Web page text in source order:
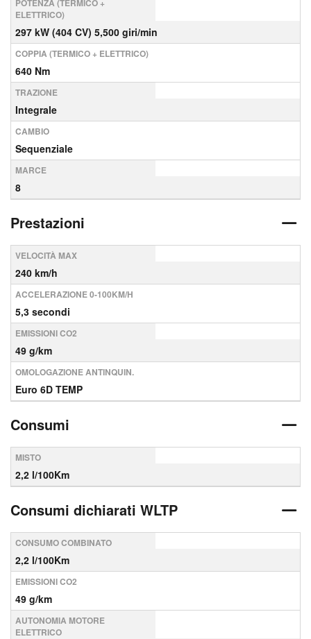
POTENZA (TERMICO +
ELETTRICO)
297 kW (404 CV) 5,500 giri/min
COPPIA (TERMICO + ELETTRICO)
640 Nm
TRAZIONE
Integrale
CAMBIO
Sequenziale
MARCE
8
Prestazioni
VELOCITÀ MAX
240 km/h
ACCELERAZIONE 0-100KM/H
5,3 secondi
EMISSIONI CO2
49 g/km
OMOLOGAZIONE ANTINQUIN.
Euro 6D TEMP
Consumi
MISTO
2,2 l/100Km
Consumi dichiarati WLTP
CONSUMO COMBINATO
2,2 l/100Km
EMISSIONI CO2
49 g/km
AUTONOMIA MOTORE
ELETTRICO